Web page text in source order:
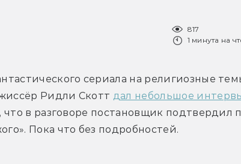
817
1 минута на
сериала на религиозные
Ридли Скотт дал небольшое
что в разговоре постановщик подтвердил
Пока что без подробностей.